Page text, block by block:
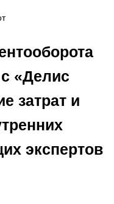
«Делис
затрат и
экспертов